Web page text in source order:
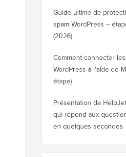
Guide ultime de
spam WordPress –
(2026)
Comment connecter
WordPress à l'aide de
étape)
Présentation de
qui répond aux
en quelques secondes